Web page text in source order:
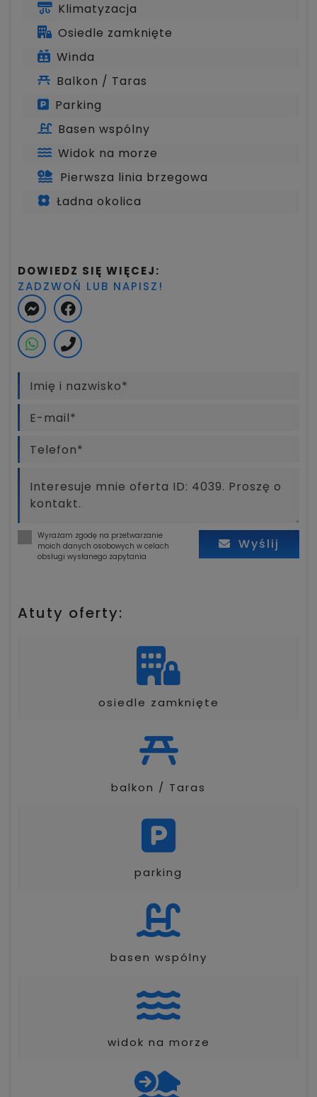
Klimatyzacja
Osiedle zamknięte
Winda
Balkon / Taras
Parking
Basen wspólny
Widok na morze
Pierwsza linia brzegowa
Ładna okolica
DOWIEDZ SIĘ WIĘCEJ:
ZADZWOŃ LUB NAPISZ!
Wyrażam zgodę na przetwarzanie
moich danych osobowych w celach
obsługi wysłanego zapytania
Wyślij
Atuty oferty:
osiedle zamknięte
balkon / Taras
parking
basen wspólny
widok na morze